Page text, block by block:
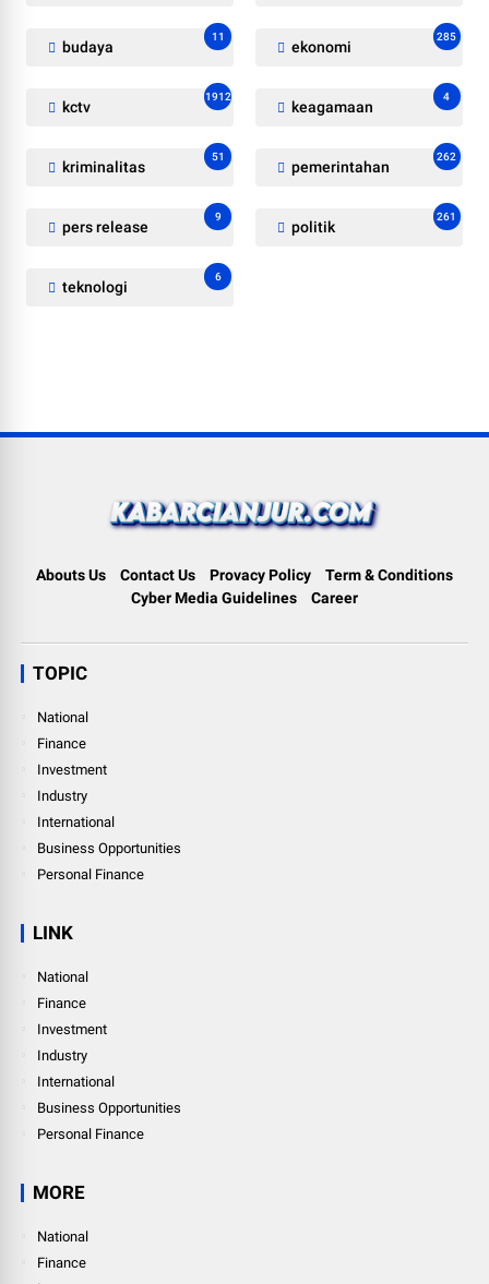
budaya
11
ekonomi
285
kctv
1912
keagamaan
4
kriminalitas
51
pemerintahan
262
pers release
9
politik
261
teknologi
6
Abouts Us Contact Us Provacy Policy
Term & Conditions
Cyber Media Guidelines
Career
TOPIC
National
Finance
Investment
Industry
International
Business Opportunities
Personal Finance
LINK
National
Finance
Investment
Industry
International
Business Opportunities
Personal Finance
MORE
National
Finance